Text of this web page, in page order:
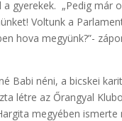
a gyerekek. „Pedig már
Voltunk a
hova megyünk?”-
Babi néni, a bicskei
létre az Őrangyal
megyében ismerte